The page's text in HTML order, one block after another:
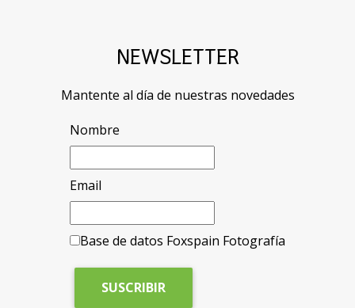
NEWSLETTER
Mantente al día de nuestras novedades
Nombre
Email
Base de datos Foxspain Fotografía